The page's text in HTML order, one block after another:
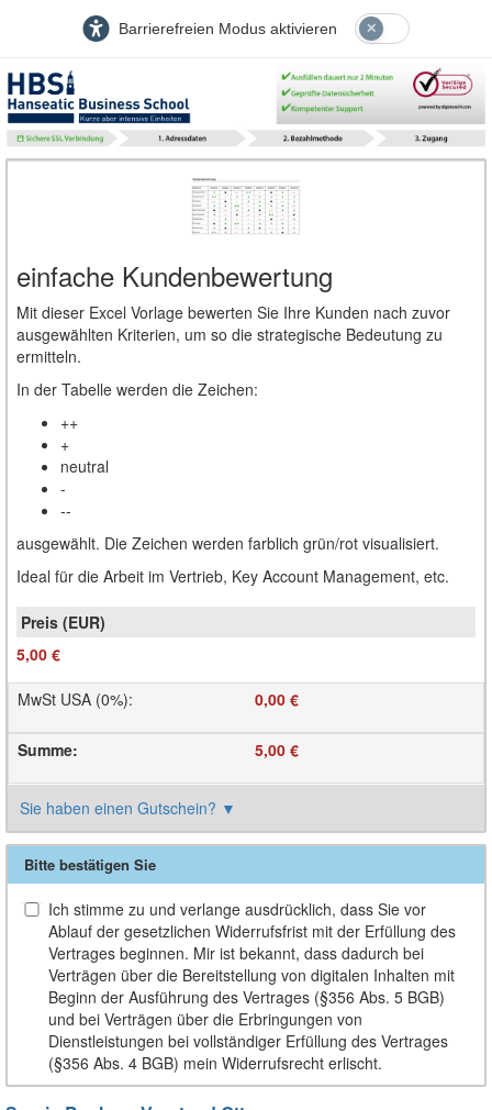
Barrierefreien Modus aktivieren
einfache Kundenbewertung
Mit dieser Excel Vorlage bewerten Sie Ihre Kunden nach zuvor
ausgewählten Kriterien, um so die strategische Bedeutung zu
ermitteln.
In der Tabelle werden die Zeichen:
++
+
neutral
-
--
ausgewählt. Die Zeichen werden farblich grün/rot visualisiert.
Ideal für die Arbeit im Vertrieb, Key Account Management, etc.
5,00 €
MwSt USA (0%): 0,00 €
Summe: 5,00 €
Sie haben einen Gutschein? ▼
Bitte bestätigen Sie
Ich stimme zu und verlange ausdrücklich, dass Sie vor
Ablauf der gesetzlichen Widerrufsfrist mit der Erfüllung des
Vertrages beginnen. Mir ist bekannt, dass dadurch bei
Verträgen über die Bereitstellung von digitalen Inhalten mit
Beginn der Ausführung des Vertrages (§356 Abs. 5 BGB)
und bei Verträgen über die Erbringungen von
Dienstleistungen bei vollständiger Erfüllung des Vertrages
(§356 Abs. 4 BGB) mein Widerrufsrecht erlischt.